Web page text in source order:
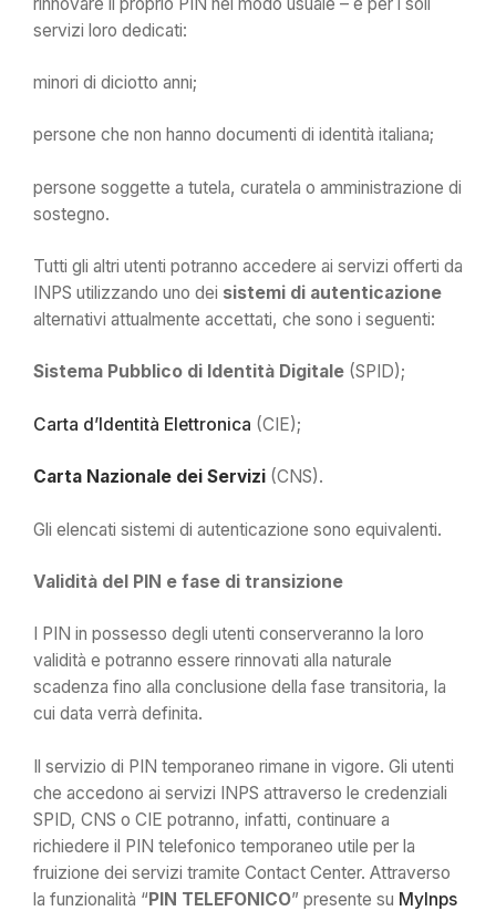
servizi loro dedicati:
minori di diciotto anni;
persone che non hanno documenti di identità italiana;
persone soggette a tutela, curatela o amministrazione di
sostegno.
Tutti gli altri utenti potranno accedere ai servizi offerti da
INPS utilizzando uno dei sistemi di autenticazione
alternativi attualmente accettati, che sono i seguenti:
Sistema Pubblico di Identità Digitale (SPID);
Carta d’Identità Elettronica (CIE);
Carta Nazionale dei Servizi (CNS).
Gli elencati sistemi di autenticazione sono equivalenti.
Validità del PIN e fase di transizione
I PIN in possesso degli utenti conserveranno la loro
validità e potranno essere rinnovati alla naturale
scadenza fino alla conclusione della fase transitoria, la
cui data verrà definita.
Il servizio di PIN temporaneo rimane in vigore. Gli utenti
che accedono ai servizi INPS attraverso le credenziali
SPID, CNS o CIE potranno, infatti, continuare a
richiedere il PIN telefonico temporaneo utile per la
fruizione dei servizi tramite Contact Center. Attraverso
la funzionalità “PIN TELEFONICO” presente su MyInps